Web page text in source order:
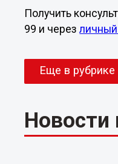
Получить
99 и черезличный
Еще в рубрике
Новости